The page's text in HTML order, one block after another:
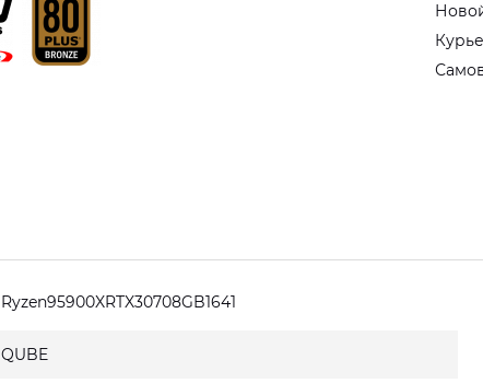
Ryzen95900XRTX30708GB1641
QUBE